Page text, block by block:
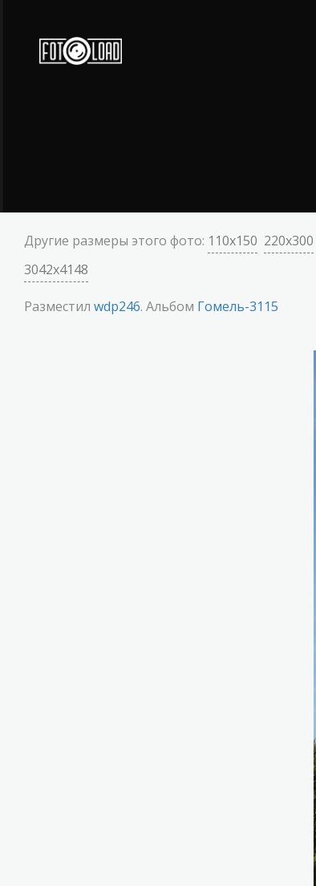
Другие размеры этого фото: 110x150 220x300
3042x4148
Разместил wdp246. Альбом Гомель-3115